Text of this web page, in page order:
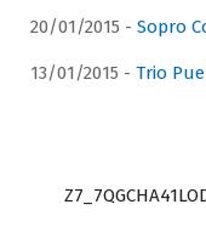
20/01/2015 - Sopro
13/01/2015 - Trio